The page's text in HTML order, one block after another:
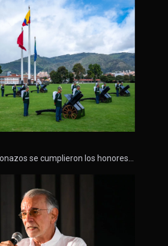
se cumplieron los honores…